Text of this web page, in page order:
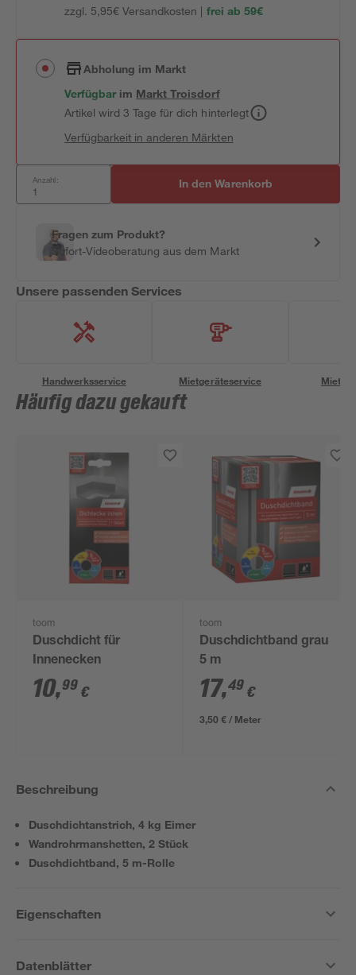
zzgl. 5,95€ Versandkosten | frei ab 59€
Abholung im Markt
Verfügbar im MarktTroisdorf
Artikel wird 3 Tage für dich hinterlegt
Verfügbarkeit in anderen Märkten
Anzahl: In den Warenkorb
Fragen zum Produkt?
Sofort-Videoberatung aus dem Markt
Unsere passenden Services
Handwerksservice Mietgeräteservice
Häufig dazu gekauft
toom
Duschdicht für
Innenecken
10,99 €
toom
Duschdichtband grau
5 m
17,49 €
3,50 € / Meter
Beschreibung
Duschdichtanstrich, 4 kg Eimer
Wandrohrmanshetten, 2 Stück
Duschdichtband, 5 m-Rolle
Eigenschaften
Datenblätter